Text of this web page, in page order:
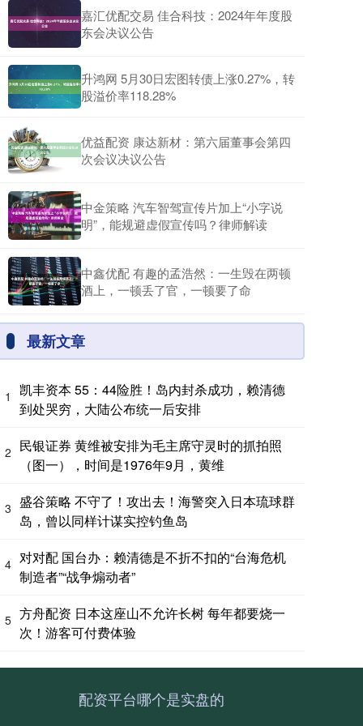
嘉汇优配交易 佳合科技：2024年年度股
东会决议公告
升鸿网 5月30日宏图转债上涨0.27%，转
股溢价率118.28%
优益配资 康达新材：第六届董事会第四
次会议决议公告
中金策略 汽车智驾宣传片加上“小字说
明”，能规避虚假宣传吗？律师解读
中鑫优配 有趣的孟浩然：一生毁在两顿
酒上，一顿丢了官，一顿要了命
最新文章
1
凯丰资本 55：44险胜！岛内封杀成功，赖清德
到处哭穷，大陆公布统一后安排
2 民银证券 黄维被安排为毛主席守灵时的抓拍照
（图一），时间是1976年9月，黄维
3 盛谷策略 不守了！攻出去！海警突入日本琉球群
岛，曾以同样计谋实控钓鱼岛
4 对对配 国台办：赖清德是不折不扣的“台海危机
制造者”“战争煽动者”
5 方舟配资 日本这座山不允许长树 每年都要烧一
次！游客可付费体验
配资平台哪个是实盘的